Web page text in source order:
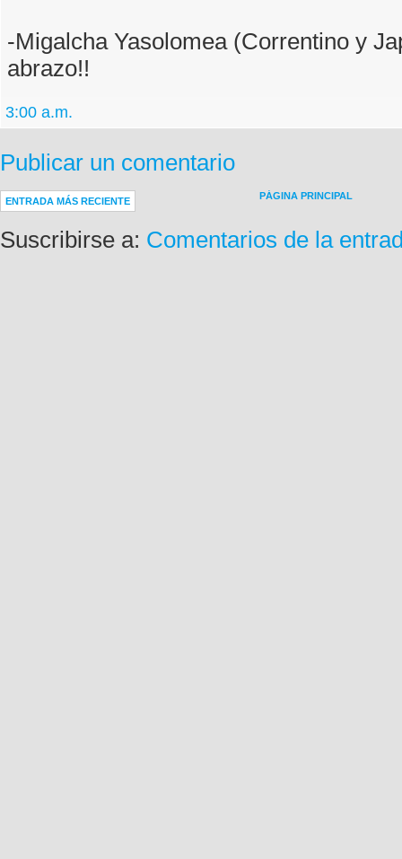
-Migalcha Yasolomea (Correntino y
abrazo!!
3:00 a.m.
Publicar un comentario
ENTRADA MÁS RECIENTE PÁGINA PRINCIPAL
Suscribirse a: Comentarios de la